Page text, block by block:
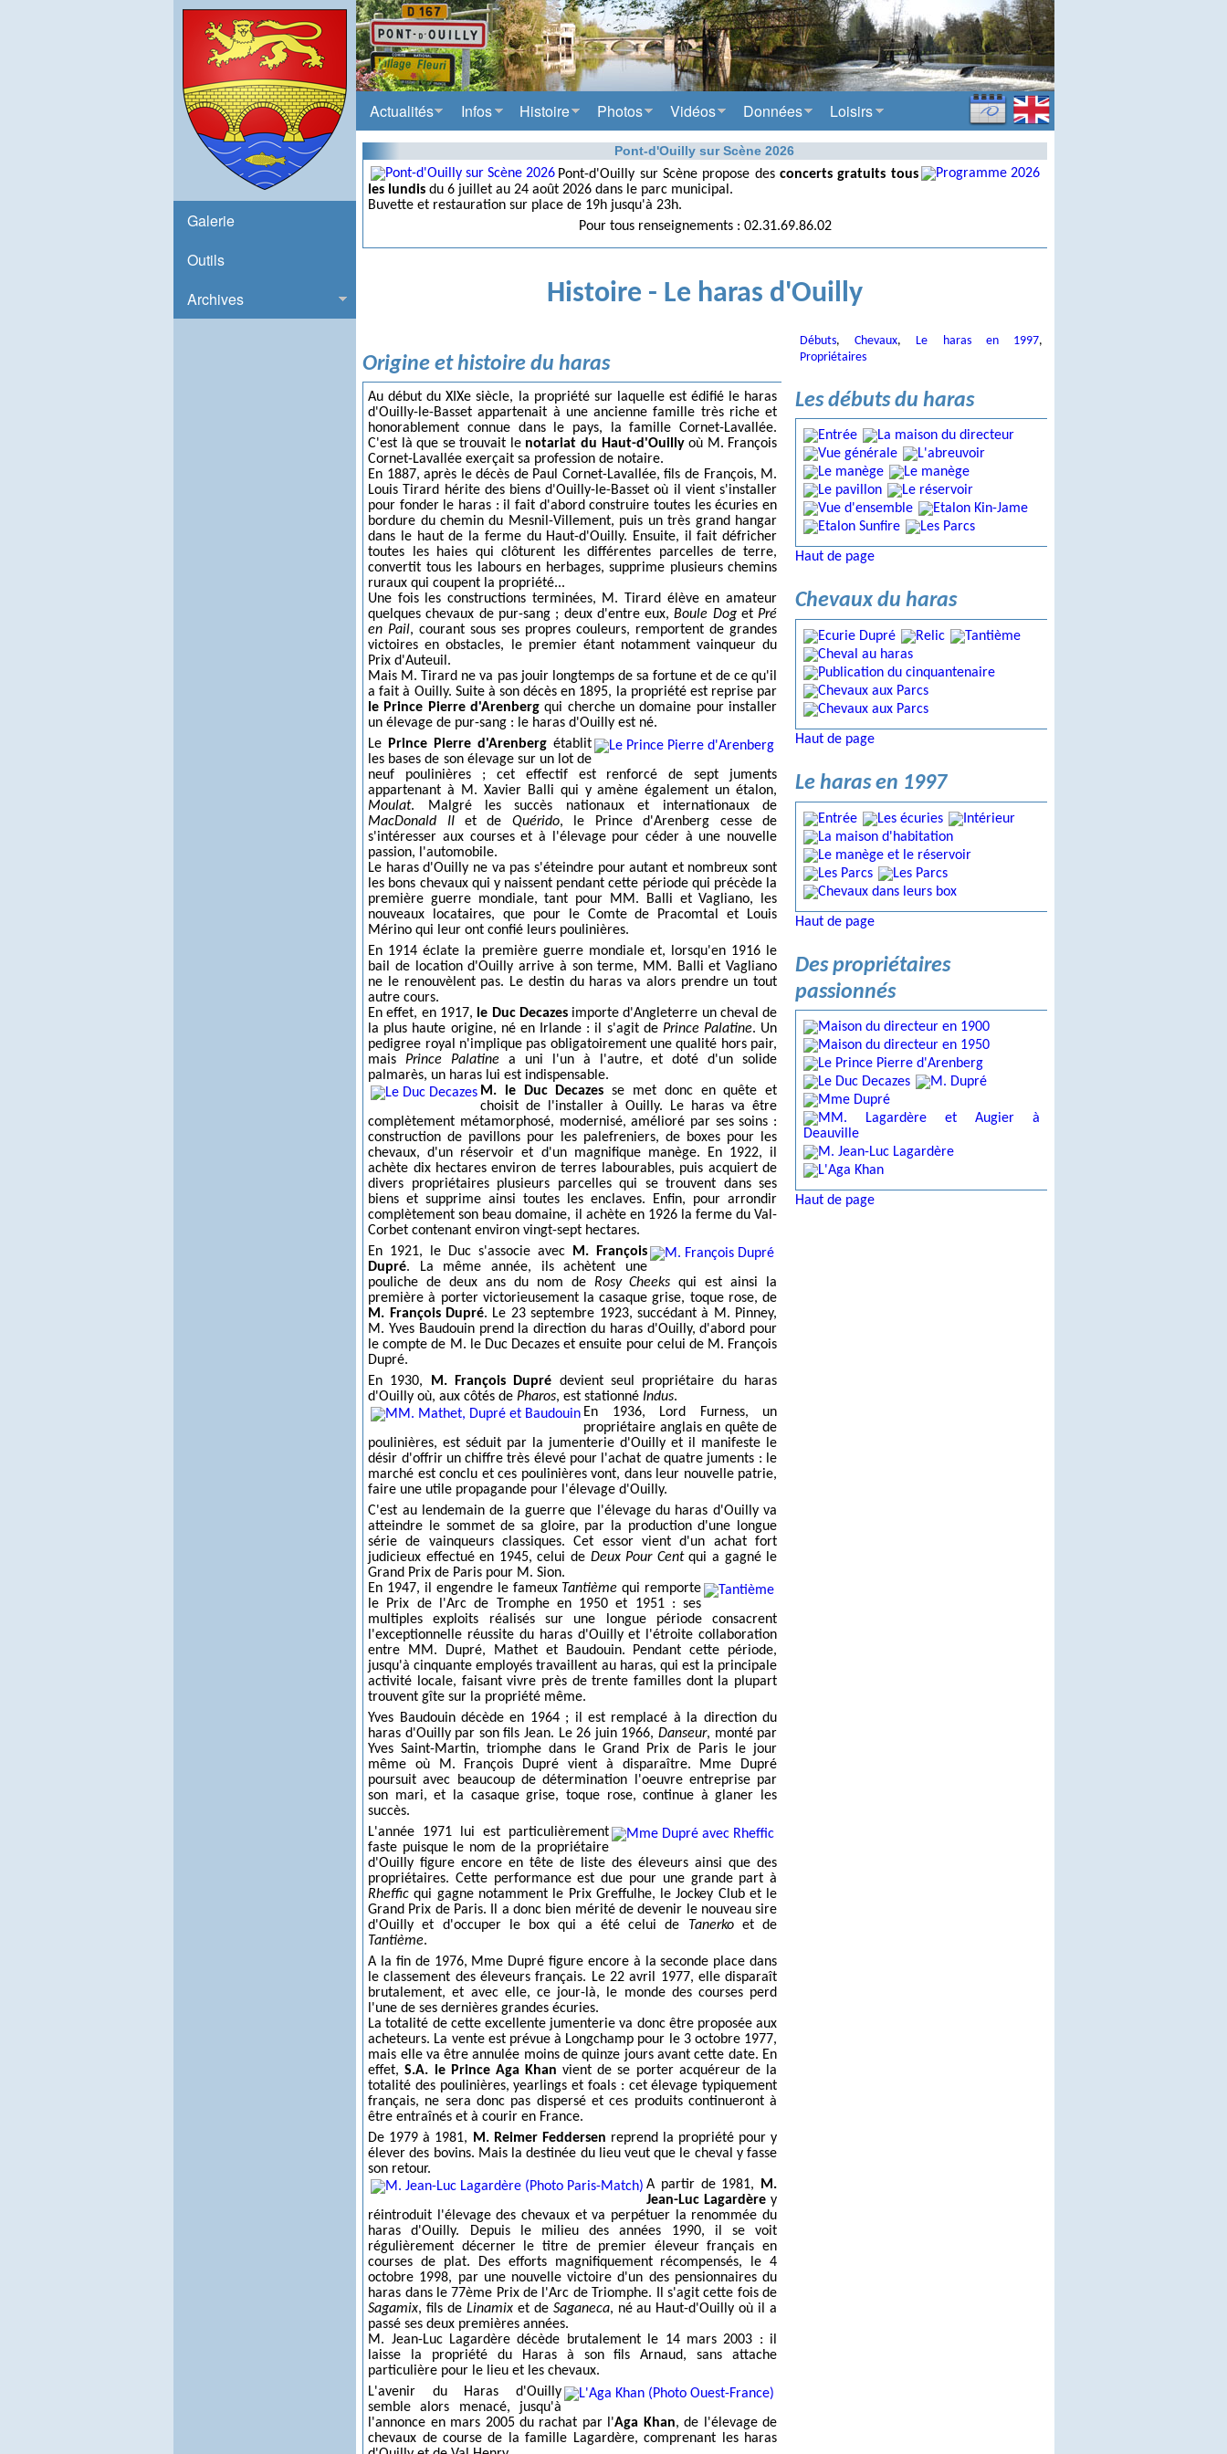
Actualités Infos Histoire Photos Vidéos Données Loisirs
Galerie
Outils
Archives
Pont-d'Ouilly sur Scène 2026
Pont-d'Ouilly sur Scène propose desconcerts gratuits tous
les lundis du 6 juillet au 24 août 2026 dans le parc municipal.
Buvette et restauration sur place de 19h jusqu'à 23h.
Pour tous renseignements : 02.31.69.86.02
Histoire - Le haras d'Ouilly
Origine et histoire du haras
Au début du XIXe siècle, la propriété sur laquelle est édifié le haras
d'Ouilly-le-Basset appartenait à une ancienne famille très riche et
honorablement connue dans le pays, la famille Cornet-Lavallée.
C'est là que se trouvait le notariat du Haut-d'Ouillyoù M. François
Cornet-Lavallée exerçait sa profession de notaire.
En 1887, après le décès de Paul Cornet-Lavallée, fils de François, M.
Louis Tirard hérite des biens d'Ouilly-le-Basset où il vient s'installer
pour fonder le haras : il fait d'abord construire toutes les écuries en
bordure du chemin du Mesnil-Villement, puis un très grand hangar
dans le haut de la ferme du Haut-d'Ouilly. Ensuite, il fait défricher
toutes les haies qui clôturent les différentes parcelles de terre,
convertit tous les labours en herbages, supprime plusieurs chemins
ruraux qui coupent la propriété...
Une fois les constructions terminées, M. Tirard élève en amateur
quelques chevaux de pur-sang ; deux d'entre eux,Boule DogetPré
en Pail, courant sous ses propres couleurs, remportent de grandes
victoires en obstacles, le premier étant notamment vainqueur du
Prix d'Auteuil.
Mais M. Tirard ne va pas jouir longtemps de sa fortune et de ce qu'il
a fait à Ouilly. Suite à son décès en 1895, la propriété est reprise par
le Prince Pierre d'Arenberg qui cherche un domaine pour installer
un élevage de pur-sang : le haras d'Ouilly est né.
Le
Prince Pierre d'Arenberg établit
les bases de son élevage sur un lot de
neuf poulinières ; cet effectif est renforcé de sept juments
appartenant à M. Xavier Balli qui y amène également un étalon,
Moulat. Malgré les succès nationaux et internationaux de
MacDonald IIet de Quérido, le Prince d'Arenberg cesse de
s'intéresser aux courses et à l'élevage pour céder à une nouvelle
passion, l'automobile.
Le haras d'Ouilly ne va pas s'éteindre pour autant et nombreux sont
les bons chevaux qui y naissent pendant cette période qui précède la
première guerre mondiale, tant pour MM. Balli et Vagliano, les
nouveaux locataires, que pour le Comte de Pracomtal et Louis
Mérino qui leur ont confié leurs poulinières.
En 1914 éclate la première guerre mondiale et, lorsqu'en 1916 le
bail de location d'Ouilly arrive à son terme, MM. Balli et Vagliano
ne le renouvèlent pas. Le destin du haras va alors prendre un tout
autre cours.
En effet, en 1917, le Duc Decazesimporte d'Angleterre un cheval de
la plus haute origine, né en Irlande : il s'agit de Prince Palatine. Un
pedigree royal n'implique pas obligatoirement une qualité hors pair,
maisPrince Palatinea uni l'un à l'autre, et doté d'un solide
palmarès, un haras lui est indispensable.
M. le Duc Decazes se met donc en quête et
choisit de l'installer à Ouilly. Le haras va être
complètement métamorphosé, modernisé, amélioré par ses soins :
construction de pavillons pour les palefreniers, de boxes pour les
chevaux, d'un réservoir et d'un magnifique manège. En 1922, il
achète dix hectares environ de terres labourables, puis acquiert de
divers propriétaires plusieurs parcelles qui se trouvent dans ses
biens et supprime ainsi toutes les enclaves. Enfin, pour arrondir
complètement son beau domaine, il achète en 1926 la ferme du Val-
Corbet contenant environ vingt-sept hectares.
En 1921, le Duc s'associe avec
M. François
Dupré. La même année, ils achètent une
pouliche de deux ans du nom de Rosy Cheeks qui est ainsi la
première à porter victorieusement la casaque grise, toque rose, de
M. François Dupré. Le 23 septembre 1923, succédant à M. Pinney,
M. Yves Baudouin prend la direction du haras d'Ouilly, d'abord pour
le compte de M. le Duc Decazes et ensuite pour celui de M. François
Dupré.
En 1930,
M. François Dupré devient seul propriétaire du haras
d'Ouilly où, aux côtés dePharos, est stationné Indus.
En 1936, Lord Furness, un
propriétaire anglais en quête de
poulinières, est séduit par la jumenterie d'Ouilly et il manifeste le
désir d'offrir un chiffre très élevé pour l'achat de quatre juments : le
marché est conclu et ces poulinières vont, dans leur nouvelle patrie,
faire une utile propagande pour l'élevage d'Ouilly.
C'est au lendemain de la guerre que l'élevage du haras d'Ouilly va
atteindre le sommet de sa gloire, par la production d'une longue
série de vainqueurs classiques. Cet essor vient d'un achat fort
judicieux effectué en 1945, celui de Deux Pour Centqui a gagné le
Grand Prix de Paris pour M. Sion.
En 1947, il engendre le fameux Tantième qui remporte
le Prix de l'Arc de Tromphe en 1950 et 1951 : ses
multiples exploits réalisés sur une longue période consacrent
l'exceptionnelle réussite du haras d'Ouilly et l'étroite collaboration
entre MM. Dupré, Mathet et Baudouin. Pendant cette période,
jusqu'à cinquante employés travaillent au haras, qui est la principale
activité locale, faisant vivre près de trente familles dont la plupart
trouvent gîte sur la propriété même.
Yves Baudouin décède en 1964 ; il est remplacé à la direction du
haras d'Ouilly par son fils Jean. Le 26 juin 1966, Danseur, monté par
Yves Saint-Martin, triomphe dans le Grand Prix de Paris le jour
même où M. François Dupré vient à disparaître. Mme Dupré
poursuit avec beaucoup de détermination l'oeuvre entreprise par
son mari, et la casaque grise, toque rose, continue à glaner les
succès.
L'année 1971 lui est particulièrement
faste puisque le nom de la propriétaire
d'Ouilly figure encore en tête de liste des éleveurs ainsi que des
propriétaires. Cette performance est due pour une grande part à
Rheffic qui gagne notamment le Prix Greffulhe, le Jockey Club et le
Grand Prix de Paris. Il a donc bien mérité de devenir le nouveau sire
d'Ouilly et d'occuper le box qui a été celui de Tanerkoet de
Tantième.
A la fin de 1976, Mme Dupré figure encore à la seconde place dans
le classement des éleveurs français. Le 22 avril 1977, elle disparaît
brutalement, et avec elle, ce jour-là, le monde des courses perd
l'une de ses dernières grandes écuries.
La totalité de cette excellente jumenterie va donc être proposée aux
acheteurs. La vente est prévue à Longchamp pour le 3 octobre 1977,
mais elle va être annulée moins de quinze jours avant cette date. En
effet,S.A. le Prince Aga Khan vient de se porter acquéreur de la
totalité des poulinières, yearlings et foals : cet élevage typiquement
français, ne sera donc pas dispersé et ces produits continueront à
être entraînés et à courir en France.
De 1979 à 1981, M. Reimer Feddersen reprend la propriété pour y
élever des bovins. Mais la destinée du lieu veut que le cheval y fasse
son retour.
A partir de 1981,
M.
Jean-Luc Lagardère y
réintroduit l'élevage des chevaux et va perpétuer la renommée du
haras d'Ouilly. Depuis le milieu des années 1990, il se voit
régulièrement décerner le titre de premier éleveur français en
courses de plat. Des efforts magnifiquement récompensés, le 4
octobre 1998, par une nouvelle victoire d'un des pensionnaires du
haras dans le 77ème Prix de l'Arc de Triomphe. Il s'agit cette fois de
Sagamix, fils de Linamixet de Saganeca, né au Haut-d'Ouilly où il a
passé ses deux premières années.
M. Jean-Luc Lagardère décède brutalement le 14 mars 2003 : il
laisse la propriété du Haras à son fils Arnaud, sans attache
particulière pour le lieu et les chevaux.
L'avenir du Haras d'Ouilly
semble alors menacé, jusqu'à
l'annonce en mars 2005 du rachat par l'Aga Khan, de l'élevage de
chevaux de course de la famille Lagardère, comprenant les haras
Débuts,Chevaux, Le haras en 1997,
Propriétaires
Les débuts du haras
Haut de page
Chevaux du haras
Haut de page
Le haras en 1997
Haut de page
Des propriétaires
passionnés
Haut de page